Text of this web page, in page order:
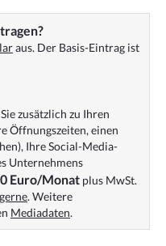
aus. Der Basis-Eintrag ist
zusätzlich zu Ihren
Öffnungszeiten, einen
Ihre Social-Media-
Unternehmens
Euro/Monat plus MwSt.
. Weitere
Mediadaten.